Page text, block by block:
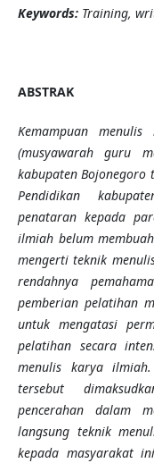
Keywords: Training,
ABSTRAK
Kemampuan
(musyawarah guru
kabupaten Bojonegoro
Pendidikan
penataran kepada
ilmiah belum
mengerti teknik
rendahnya
pemberian pelatihan
untuk mengatasi
pelatihan secara
menulis karya
tersebut
pencerahan dalam
langsung teknik
kepada masyarakat